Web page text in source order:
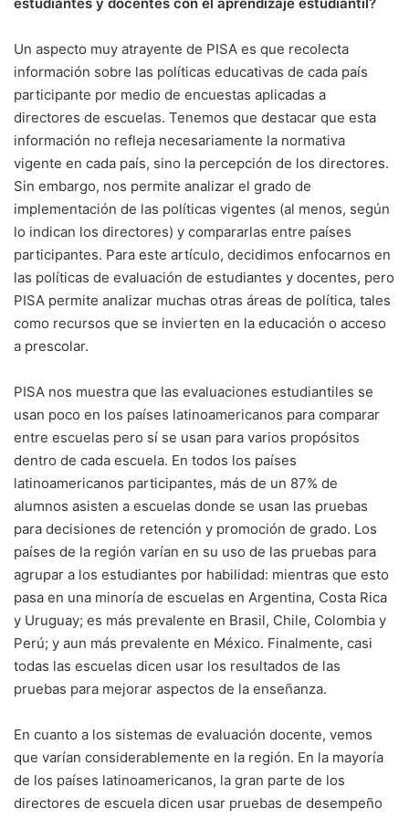
Un aspecto muy atrayente de PISA es que recolecta
información sobre las políticas educativas de cada país
participante por medio de encuestas aplicadas a
directores de escuelas. Tenemos que destacar que esta
información no refleja necesariamente la normativa
vigente en cada país, sino la percepción de los directores.
Sin embargo, nos permite analizar el grado de
implementación de las políticas vigentes (al menos, según
lo indican los directores) y compararlas entre países
participantes. Para este artículo, decidimos enfocarnos en
las políticas de evaluación de estudiantes y docentes, pero
PISA permite analizar muchas otras áreas de política, tales
como recursos que se invierten en la educación o acceso
a prescolar.
PISA nos muestra que las evaluaciones estudiantiles se
usan poco en los países latinoamericanos para comparar
entre escuelas pero sí se usan para varios propósitos
dentro de cada escuela. En todos los países
latinoamericanos participantes, más de un 87% de
alumnos asisten a escuelas donde se usan las pruebas
para decisiones de retención y promoción de grado. Los
países de la región varían en su uso de las pruebas para
agrupar a los estudiantes por habilidad: mientras que esto
pasa en una minoría de escuelas en Argentina, Costa Rica
y Uruguay; es más prevalente en Brasil, Chile, Colombia y
Perú; y aun más prevalente en México. Finalmente, casi
todas las escuelas dicen usar los resultados de las
pruebas para mejorar aspectos de la enseñanza.
En cuanto a los sistemas de evaluación docente, vemos
que varían considerablemente en la región. En la mayoría
de los países latinoamericanos, la gran parte de los
directores de escuela dicen usar pruebas de desempeño